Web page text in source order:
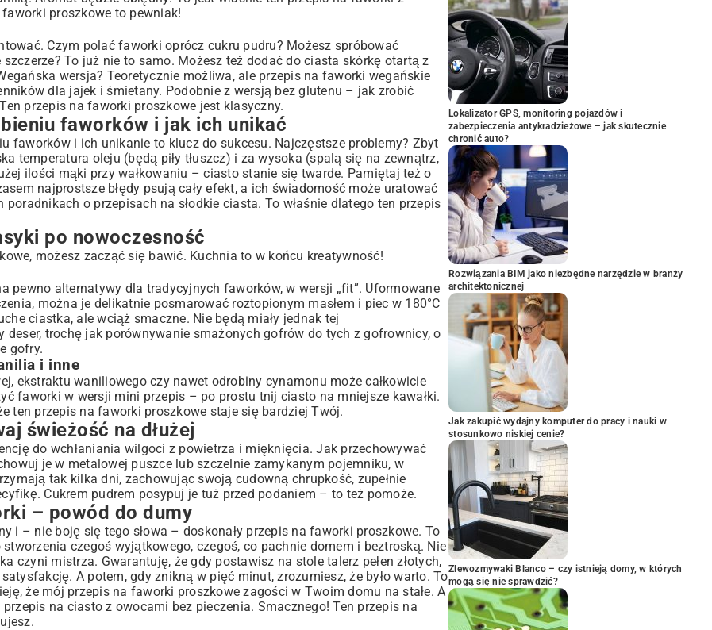
proszkowe to pewniak!
Czym polać faworki oprócz cukru pudru? Możesz spróbować
To już nie to samo. Możesz też dodać do ciasta skórkę otartą z
wersja? Teoretycznie możliwa, ale przepis na faworki wegańskie
dla jajek i śmietany. Podobnie z wersją bez glutenu – jak zrobić
przepis na faworki proszkowe jest klasyczny.
faworków i jak ich unikać
faworków i ich unikanie to klucz do sukcesu. Najczęstsze problemy? Zbyt
temperatura oleju (będą piły tłuszcz) i za wysoka (spalą się na zewnątrz,
ilości mąki przy wałkowaniu – ciasto stanie się twarde. Pamiętaj też o
najprostsze błędy psują cały efekt, a ich świadomość może uratować
poradnikach o przepisach na słodkie ciasta. To właśnie dlatego ten przepis
po nowoczesność
możesz zacząć się bawić. Kuchnia to w końcu kreatywność!
pewno alternatywy dla tradycyjnych faworków, w wersji „fit”. Uformowane
można je delikatnie posmarować roztopionym masłem i piec w 180°C
ciastka, ale wciąż smaczne. Nie będą miały jednak tej
deser, trochę jak porównywanie smażonych gofrów do tych z gofrownicy, o
gofry.
i inne
ekstraktu waniliowego czy nawet odrobiny cynamonu może całkowicie
faworki w wersji mini przepis – po prostu tnij ciasto na mniejsze kawałki.
ten przepis na faworki proszkowe staje się bardziej Twój.
świeżość na dłużej
do wchłaniania wilgoci z powietrza i mięknięcia. Jak przechowywać
je w metalowej puszce lub szczelnie zamykanym pojemniku, w
tak kilka dni, zachowując swoją cudowną chrupkość, zupełnie
Cukrem pudrem posypuj je tuż przed podaniem – to też pomoże.
– powód do dumy
i – nie boję się tego słowa – doskonały przepis na faworki proszkowe. To
czegoś wyjątkowego, czegoś, co pachnie domem i beztroską. Nie
czyni mistrza. Gwarantuję, że gdy postawisz na stole talerz pełen złotych,
A potem, gdy znikną w pięć minut, zrozumiesz, że było warto. To
że mój przepis na faworki proszkowe zagości w Twoim domu na stałe. A
przepis na ciasto z owocami bez pieczenia. Smacznego! Ten przepis na
Lokalizator GPS, monitoring pojazdów i
zabezpieczenia antykradzieżowe – jak skutecznie
chronić auto?
Rozwiązania BIM jako niezbędne narzędzie w branży
architektonicznej
Jak zakupić wydajny komputer do pracy i nauki w
stosunkowo niskiej cenie?
Zlewozmywaki Blanco – czy istnieją domy, w których
mogą się nie sprawdzić?